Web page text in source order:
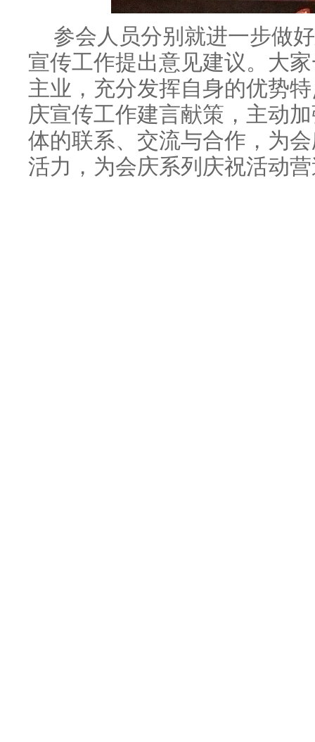
参会人员分别就进一步做
宣传工作提出意见建议。大
主业，充分发挥自身的优势
庆宣传工作建言献策，主动
体的联系、交流与合作，为
活力，为会庆系列庆祝活动